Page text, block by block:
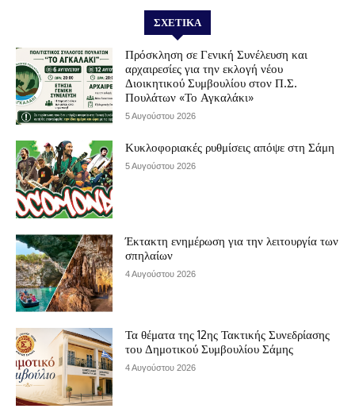
ΣΧΕΤΙΚΆ
Πρόσκληση σε Γενική Συνέλευση και
αρχαιρεσίες για την εκλογή νέου
Διοικητικού Συμβουλίου στον Π.Σ.
Πουλάτων «Το Αγκαλάκι»
5 Αυγούστου 2026
Κυκλοφοριακές ρυθμίσεις απόψε στη Σάμη
5 Αυγούστου 2026
Έκτακτη ενημέρωση για την λειτουργία των
σπηλαίων
4 Αυγούστου 2026
Τα θέματα της 12ης Τακτικής Συνεδρίασης
του Δημοτικού Συμβουλίου Σάμης
4 Αυγούστου 2026